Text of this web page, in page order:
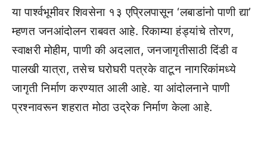
या पार्श्वभूमीवर शिवसेना १३ एप्रिलपासून ‘लबाडांनो पाणी द्या’
म्हणत जनआंदोलन राबवत आहे. रिकाम्या हंड्यांचे तोरण,
स्वाक्षरी मोहीम, पाणी की अदलात, जनजागृतीसाठी दिंडी व
पालखी यात्रा, तसेच घरोघरी पत्रके वाटून नागरिकांमध्ये
जागृती निर्माण करण्यात आली आहे. या आंदोलनाने पाणी
प्रश्नावरून शहरात मोठा उद्रेक निर्माण केला आहे.